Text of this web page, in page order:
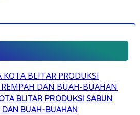
BLITAR PRODUKSI SABUN
BUAH-BUAHAN